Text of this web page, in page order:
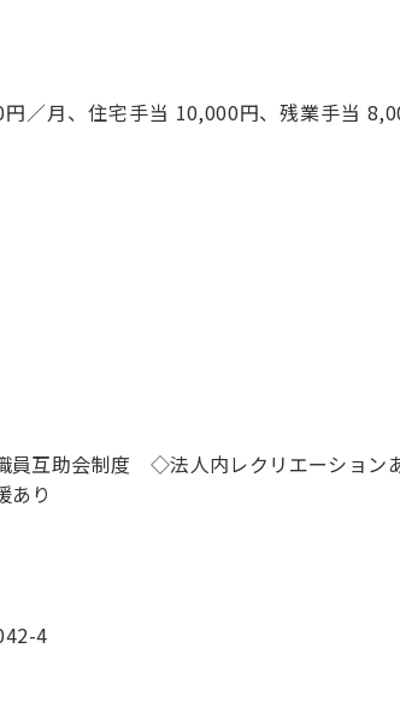
／月、住宅手当 10,000円、残業手当
互助会制度 ◇法人内レクリエーショ
り
4